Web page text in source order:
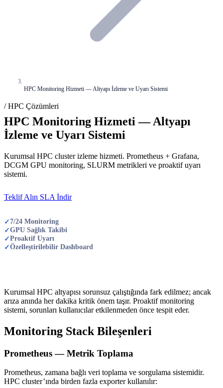
HPC Monitoring Hizmeti — Altyapı İzleme ve Uyarı Sistemi
/ HPC Çözümleri
HPC Monitoring Hizmeti — Altyapı
İzleme ve Uyarı Sistemi
Kurumsal HPC cluster izleme hizmeti. Prometheus + Grafana,
DCGM GPU monitoring, SLURM metrikleri ve proaktif uyarı
sistemi.
Teklif Alın SLA İndir
✓7/24 Monitoring
✓GPU Sağlık Takibi
✓Proaktif Uyarı
✓Özelleştirilebilir Dashboard
Kurumsal HPC altyapısı sorunsuz çalıştığında fark edilmez; ancak
arıza anında her dakika kritik önem taşır. Proaktif monitoring
sistemi, sorunları kullanıcılar etkilenmeden önce tespit eder.
Monitoring Stack Bileşenleri
Prometheus — Metrik Toplama
Prometheus, zamana bağlı veri toplama ve sorgulama sistemidir.
HPC cluster’ında birden fazla exporter kullanılır: